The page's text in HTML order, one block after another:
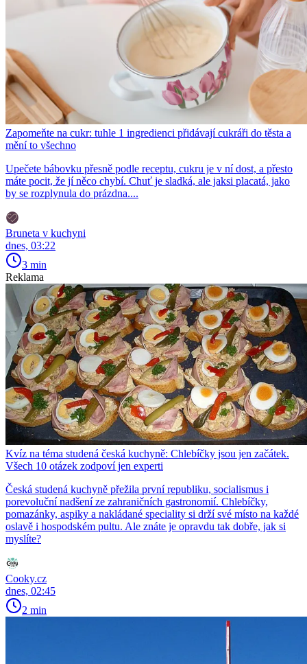
Zapomeňte na cukr: tuhle 1 ingredienci přidávají cukráři do těsta a
mění to všechno
Upečete bábovku přesně podle receptu, cukru je v ní dost, a přesto
máte pocit, že jí něco chybí. Chuť je sladká, ale jaksi placatá, jako
by se rozplynula do prázdna....
Bruneta v kuchyni
dnes, 03:22
3 min
Reklama
Kvíz na téma studená česká kuchyně: Chlebíčky jsou jen začátek.
Všech 10 otázek zodpoví jen experti
Česká studená kuchyně přežila první republiku, socialismus i
porevoluční nadšení ze zahraničních gastronomií. Chlebíčky,
pomazánky, aspiky a nakládané speciality si drží své místo na každé
oslavě i hospodském pultu. Ale znáte je opravdu tak dobře, jak si
myslíte?
Cooky.cz
dnes, 02:45
2 min